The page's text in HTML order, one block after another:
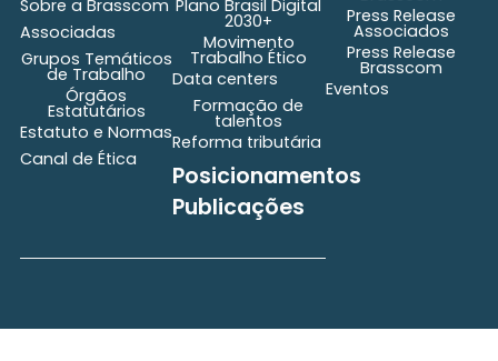
Sobre a Brasscom
Associadas
Grupos Temáticos
de Trabalho
Órgãos
Estatutários
Estatuto e Normas
Canal de Ética
Plano Brasil Digital
2030+
Movimento
Trabalho Ético
Data centers
Formação de
talentos
Reforma tributária
Posicionamentos
Publicações
Press Release
Associados
Press Release
Brasscom
Eventos